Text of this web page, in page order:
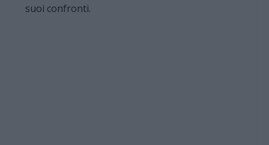
suoi confronti.